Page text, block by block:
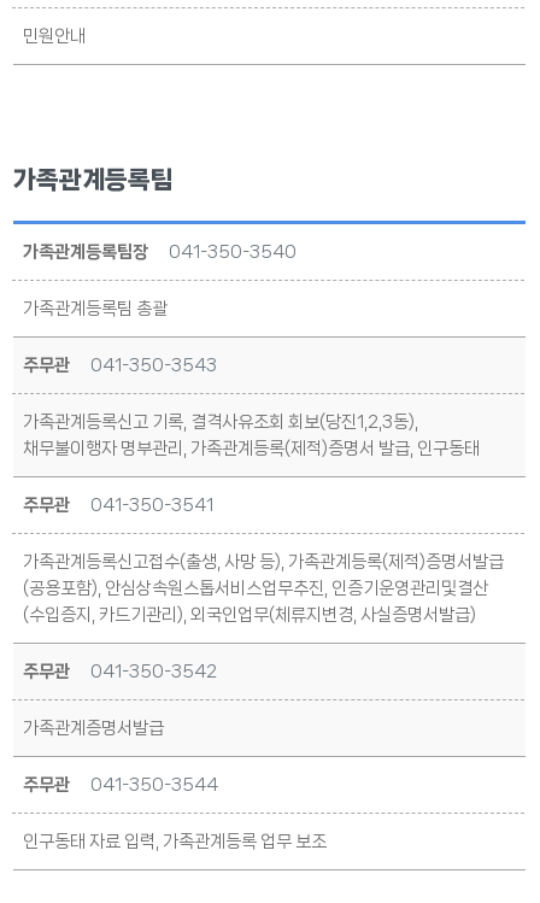
민원안내
가족관계등록팀
가족관계등록팀장 041-350-3540
가족관계등록팀 총괄
주무관 041-350-3543
가족관계등록신고 기록, 결격사유조회 회보(당진1,2,3동),
채무불이행자 명부관리, 가족관계등록(제적)증명서 발급, 인구동태
주무관 041-350-3541
가족관계등록신고접수(출생, 사망 등), 가족관계등록(제적)증명서발급
(공용포함), 안심상속원스톱서비스업무추진, 인증기운영관리및결산
(수입증지, 카드기관리), 외국인업무(체류지변경, 사실증명서발급)
주무관 041-350-3542
가족관계증명서발급
주무관 041-350-3544
인구동태 자료 입력, 가족관계등록 업무 보조